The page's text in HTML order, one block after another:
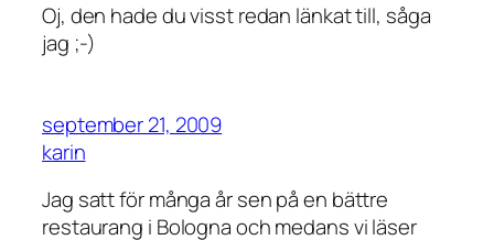
Oj, den hade du visst redan länkat till, såga
jag ;-)
september 21, 2009
karin
Jag satt för många år sen på en bättre
restaurang i Bologna och medans vi läser